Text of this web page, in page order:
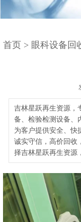
首页 > 眼科设备回
吉林星跃再生资源，
备、检验检测设备、
为客户提供安全、快
诚实守信，高价回收
择吉林星跃再生资源